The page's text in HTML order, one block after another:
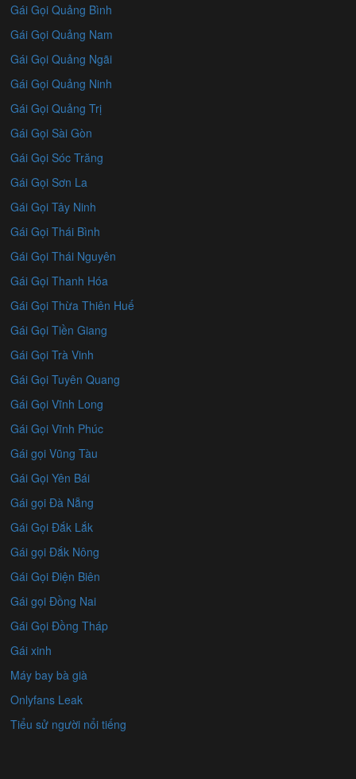
Gái Gọi Quảng Bình
Gái Gọi Quảng Nam
Gái Gọi Quảng Ngãi
Gái Gọi Quảng Ninh
Gái Gọi Quảng Trị
Gái Gọi Sài Gòn
Gái Gọi Sóc Trăng
Gái Gọi Sơn La
Gái Gọi Tây Ninh
Gái Gọi Thái Bình
Gái Gọi Thái Nguyên
Gái Gọi Thanh Hóa
Gái Gọi Thừa Thiên Huế
Gái Gọi Tiền Giang
Gái Gọi Trà Vinh
Gái Gọi Tuyên Quang
Gái Gọi Vĩnh Long
Gái Gọi Vĩnh Phúc
Gái gọi Vũng Tàu
Gái Gọi Yên Bái
Gái gọi Đà Nẵng
Gái Gọi Đắk Lắk
Gái gọi Đắk Nông
Gái Gọi Điện Biên
Gái gọi Đồng Nai
Gái Gọi Đồng Tháp
Gái xinh
Máy bay bà già
Onlyfans Leak
Tiểu sử người nổi tiếng